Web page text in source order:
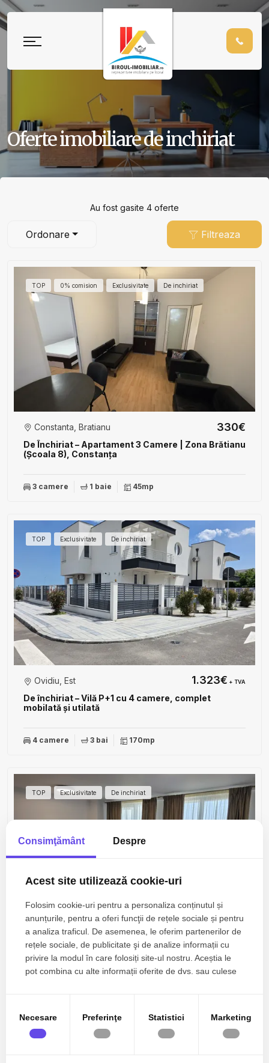
Oferte imobiliare de inchiriat
Au fost gasite 4 oferte
Ordonare Filtreaza
TOP 0% comision Exclusivitate De inchiriat
De Închiriat – Apartament 3 Camere | Zona Brătianu
(Școala 8), Constanța
Constanta, Bratianu 330€
3 camere 1 baie 45mp
TOP Exclusivitate De inchiriat
De închiriat – Vilă P+1 cu 4 camere, complet
mobilată și utilată
Ovidiu, Est 1.323€ + TVA
4 camere 3 bai 170mp
TOP Exclusivitate De inchiriat
De închiriat – Apartament 2 camere cu vedere
frontală la lac & loc de parcare
Ovidiu, Est 500€+ TVA
Consimţământ Despre
Acest site utilizează cookie-uri
Folosim cookie-uri pentru a personaliza conținutul și
anunțurile, pentru a oferi funcţii de rețele sociale și pentru
a analiza traficul. De asemenea, le oferim partenerilor de
rețele sociale, de publicitate şi de analize informații cu
privire la modul în care folosiți site-ul nostru. Aceștia le
pot combina cu alte informații oferite de dvs. sau culese
Necesare Preferinţe Statistici Marketing